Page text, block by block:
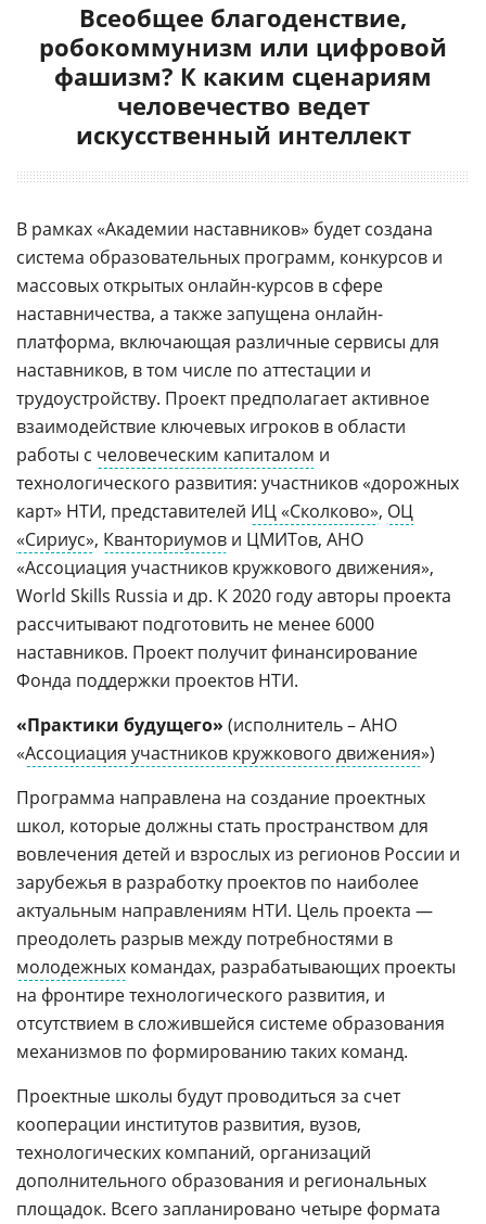
Всеобщее благоденствие,
робокоммунизм или цифровой
фашизм? К каким сценариям
человечество ведет
искусственный интеллект
В рамках «Академии наставников» будет создана
система образовательных программ, конкурсов и
массовых открытых онлайн-курсов в сфере
наставничества, а также запущена онлайн-
платформа, включающая различные сервисы для
наставников, в том числе по аттестации и
трудоустройству. Проект предполагает активное
взаимодействие ключевых игроков в области
работы с человеческим капиталом и
технологического развития: участников «дорожных
карт» НТИ, представителей ИЦ «Сколково», ОЦ
«Сириус», Кванториумов и ЦМИТов, АНО
«Ассоциация участников кружкового движения»,
World Skills Russia и др. К 2020 году авторы проекта
рассчитывают подготовить не менее 6000
наставников. Проект получит финансирование
Фонда поддержки проектов НТИ.
«Практики будущего» (исполнитель – АНО
«Ассоциация участников кружкового движения»)
Программа направлена на создание проектных
школ, которые должны стать пространством для
вовлечения детей и взрослых из регионов России и
зарубежья в разработку проектов по наиболее
актуальным направлениям НТИ. Цель проекта —
преодолеть разрыв между потребностями в
молодежных командах, разрабатывающих проекты
на фронтире технологического развития, и
отсутствием в сложившейся системе образования
механизмов по формированию таких команд.
Проектные школы будут проводиться за счет
кооперации институтов развития, вузов,
технологических компаний, организаций
дополнительного образования и региональных
площадок. Всего запланировано четыре формата